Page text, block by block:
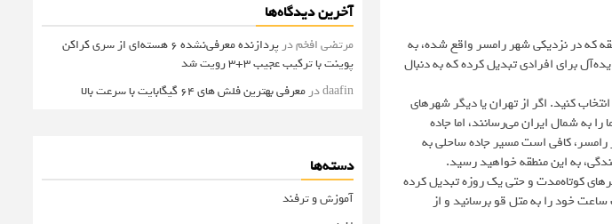
که در نزدیکی شهر رامسر واقع شده، به‌
برای افرادی تبدیل کرده که به دنبال
کنید. اگر از تهران یا دیگر شهرهای
شمال ایران می‌رسانند، اما جاده
کافی است مسیر جاده ساحلی به
کوتاه‌مدت و حتی یک روزه تبدیل کرده
خود را به متل قو برسانید و از
آخرین دیدگاه‌ها
مرتضی افخمدر
پردازنده معرفی‌نشده 6 هسته‌ای از سری کراکن
پوینت با ترکیب عجیب 3+3 رویت شد
daafinدر معرفی بهترین فلش های 64 گیگابایت با سرعت بالا
دسته‌ها
آموزش و ترفند